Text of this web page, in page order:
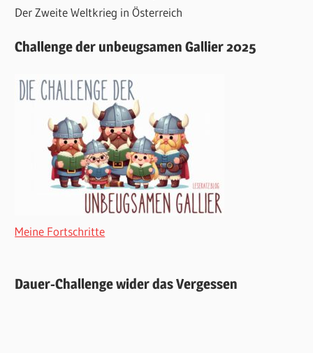
Der Zweite Weltkrieg in Österreich
Challenge der unbeugsamen Gallier 2025
Meine Fortschritte
Dauer-Challenge wider das Vergessen